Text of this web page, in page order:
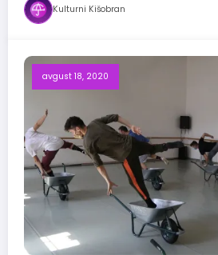
Kulturni Kišobran
avgust 18, 2020